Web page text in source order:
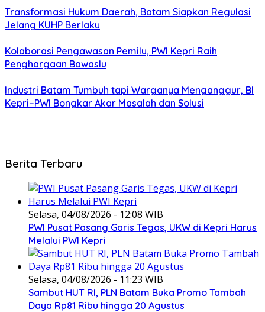
Transformasi Hukum Daerah, Batam Siapkan Regulasi
Jelang KUHP Berlaku
Kolaborasi Pengawasan Pemilu, PWI Kepri Raih
Penghargaan Bawaslu
Industri Batam Tumbuh tapi Warganya Menganggur, BI
Kepri–PWI Bongkar Akar Masalah dan Solusi
Berita Terbaru
Selasa, 04/08/2026 - 12:08 WIB
PWI Pusat Pasang Garis Tegas, UKW di Kepri Harus
Melalui PWI Kepri
Selasa, 04/08/2026 - 11:23 WIB
Sambut HUT RI, PLN Batam Buka Promo Tambah
Daya Rp81 Ribu hingga 20 Agustus